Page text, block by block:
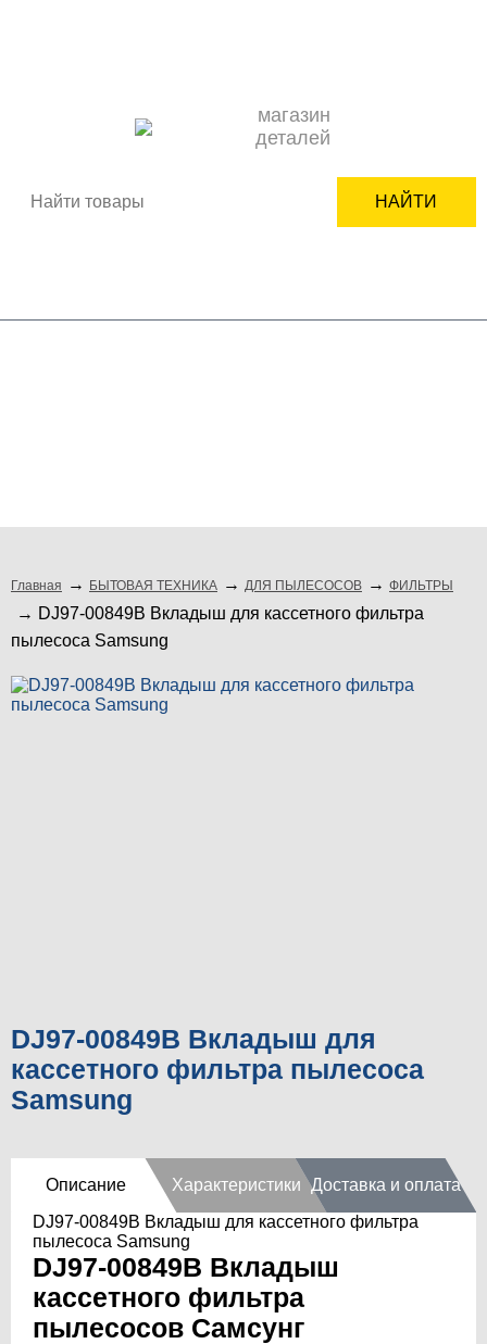
магазин
деталей
НАЙТИ
Главная БЫТОВАЯ ТЕХНИКА ДЛЯ ПЫЛЕСОСОВ ФИЛЬТРЫ
DJ97-00849B Вкладыш для кассетного фильтра
пылесоса Samsung
DJ97-00849B Вкладыш для
кассетного фильтра пылесоса
Samsung
Описание Характеристики Доставка и оплата
DJ97-00849B Вкладыш для кассетного фильтра
пылесоса Samsung
DJ97-00849B Вкладыш
кассетного фильтра
пылесосов Самсунг